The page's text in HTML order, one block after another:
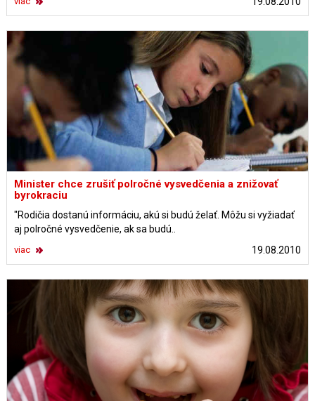
Minister chce zrušiť polročné vysvedčenia a znižovať
byrokraciu
"Rodičia dostanú informáciu, akú si budú želať. Môžu si vyžiadať
aj polročné vysvedčenie, ak sa budú..
19.08.2010
viac